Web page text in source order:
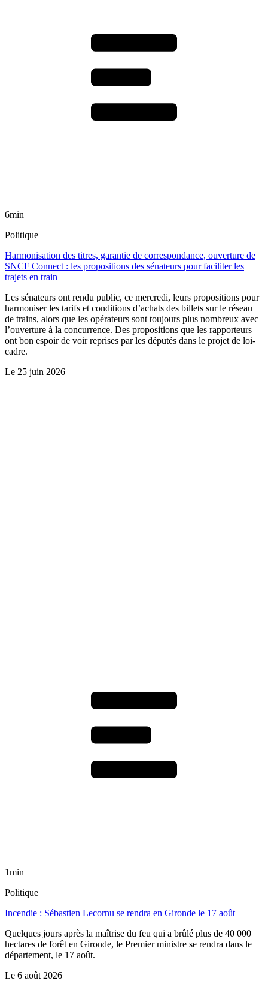
6min
Politique
Harmonisation des titres, garantie de correspondance, ouverture de
SNCF Connect : les propositions des sénateurs pour faciliter les
trajets en train
Les sénateurs ont rendu public, ce mercredi, leurs propositions pour
harmoniser les tarifs et conditions d’achats des billets sur le réseau
de trains, alors que les opérateurs sont toujours plus nombreux avec
l’ouverture à la concurrence. Des propositions que les rapporteurs
ont bon espoir de voir reprises par les députés dans le projet de loi-
cadre.
Le 25 juin 2026
1min
Politique
Incendie : Sébastien Lecornu se rendra en Gironde le 17 août
Quelques jours après la maîtrise du feu qui a brûlé plus de 40 000
hectares de forêt en Gironde, le Premier ministre se rendra dans le
département, le 17 août.
Le 6 août 2026